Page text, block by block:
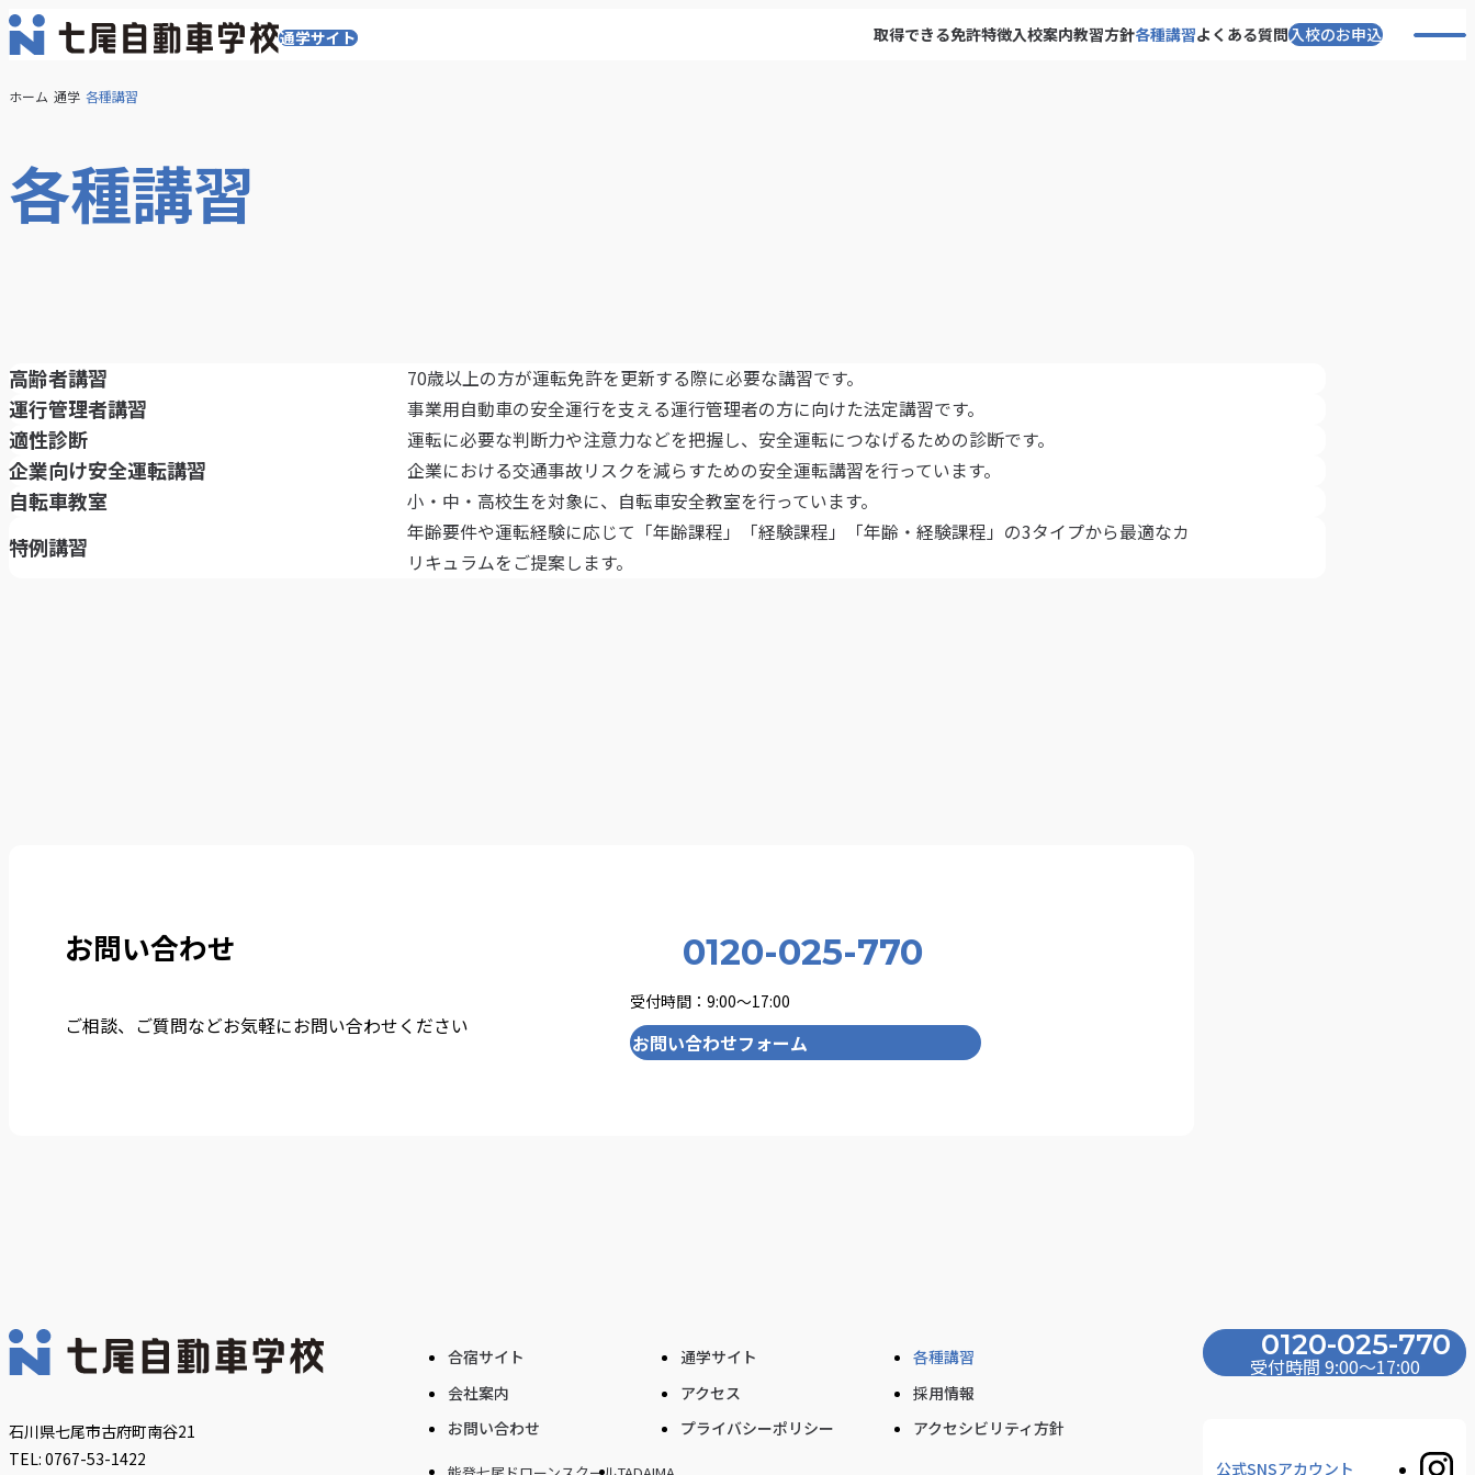
通学サイト 取得できる免許特徴入校案内教習方針各種講習よくある質問入校のお申込
メ
ー
ホーム 通学 各種講習
各種講習
高齢者講習 70歳以上の方が運転免許を更新する際に必要な講習です。
運行管理者講習 事業用自動車の安全運行を支える運行管理者の方に向けた法定講習です。
適性診断 運転に必要な判断力や注意力などを把握し、安全運転につなげるための診断です。
企業向け安全運転講習 企業における交通事故リスクを減らすための安全運転講習を行っています。
自転車教室 小・中・高校生を対象に、自転車安全教室を行っています。
特例講習
年齢要件や運転経験に応じて「年齢課程」「経験課程」「年齢・経験課程」の3タイプから最適なカ
リキュラムをご提案します。
お問い合わせ
ご相談、ご質問などお気軽にお問い合わせください
0120-025-770
受付時間：9:00〜17:00
お問い合わせフォーム
石川県七尾市古府町南谷21
TEL: 0767-53-1422
合宿サイト 通学サイト
各種講習
会社案内
アクセス
採用情報
お問い合わせ
プライバシーポリシー アクセシビリティ方針
0120-025-770
受付時間 9:00〜17:00
公式SNSアカウント